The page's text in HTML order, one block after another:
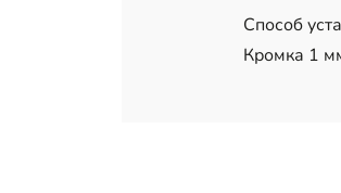
Способ
Кромка 1